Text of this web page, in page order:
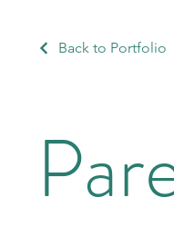
Back to Portfolio